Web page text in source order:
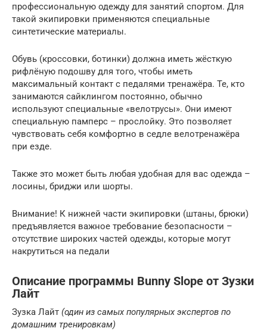
профессиональную одежду для занятий спортом. Для
такой экипировки применяются специальные
синтетические материалы.
Обувь (кроссовки, ботинки) должна иметь жёсткую
рифлёную подошву для того, чтобы иметь
максимальный контакт с педалями тренажёра. Те, кто
занимаются сайклингом постоянно, обычно
используют специальные «велотрусы». Они имеют
специальную памперс – прослойку. Это позволяет
чувствовать себя комфортно в седле велотренажёра
при езде.
Также это может быть любая удобная для вас одежда –
лосины, бриджи или шорты.
Внимание! К нижней части экипировки (штаны, брюки)
предъявляется важное требование безопасности –
отсутствие широких частей одежды, которые могут
накрутиться на педали
Описание программы Bunny Slope от Зузки
Лайт
Зузка Лайт (один из самых популярных экспертов по
домашним тренировкам)